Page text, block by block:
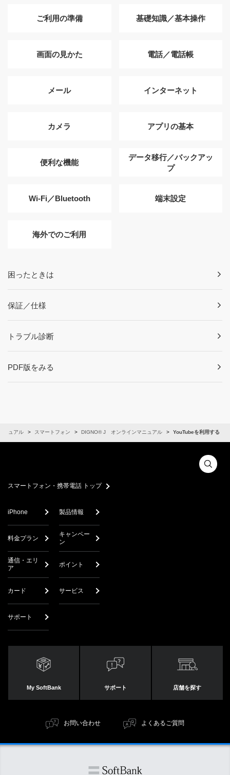
ご利用の準備 基礎知識／基本操作
画面の見かた 電話／電話帳
メール インターネット
カメラ アプリの基本
便利な機能
データ移行／バックアッ
プ
Wi-Fi／Bluetooth 端末設定
海外でのご利用
困ったときは
保証／仕様
トラブル診断
PDF版をみる
ニュアル スマートフォン DIGNO® J オンラインマニュアル YouTubeを利用する
スマートフォン・携帯電話 トップ
iPhone 製品情報
料金プラン
キャンペー
ン
通信・エリ
ア
ポイント
カード サービス
サポート
My SoftBank サポート 店舗を探す
お問い合わせ よくあるご質問